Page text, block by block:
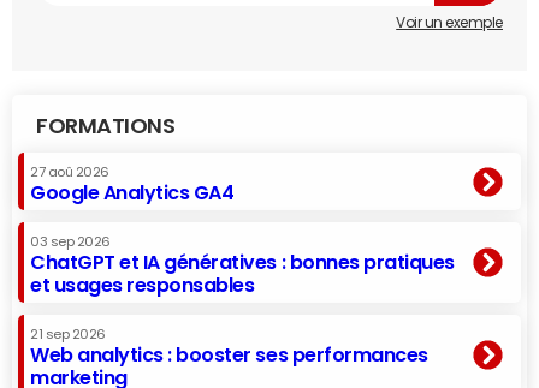
Voir un exemple
FORMATIONS
27 aoû 2026
Google Analytics GA4
03 sep 2026
ChatGPT et IA génératives : bonnes pratiques
et usages responsables
21 sep 2026
Web analytics : booster ses performances
marketing